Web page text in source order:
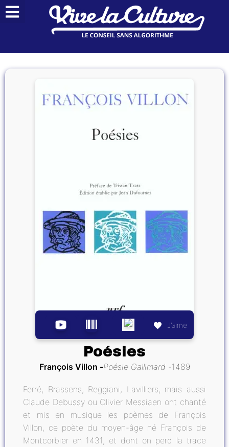
J’aime
Poésies
François Villon Poésie Gallimard 1489
Ferré, Brassens, Reggiani, Lavilliers, mais aussi
Claude Debussy ou Olivier Messiaen ont chanté
et mis en musique les poèmes de François
Villon, ce poète du moyen-âge né François de
Montcorbier en 1431, et dont on perd la trace